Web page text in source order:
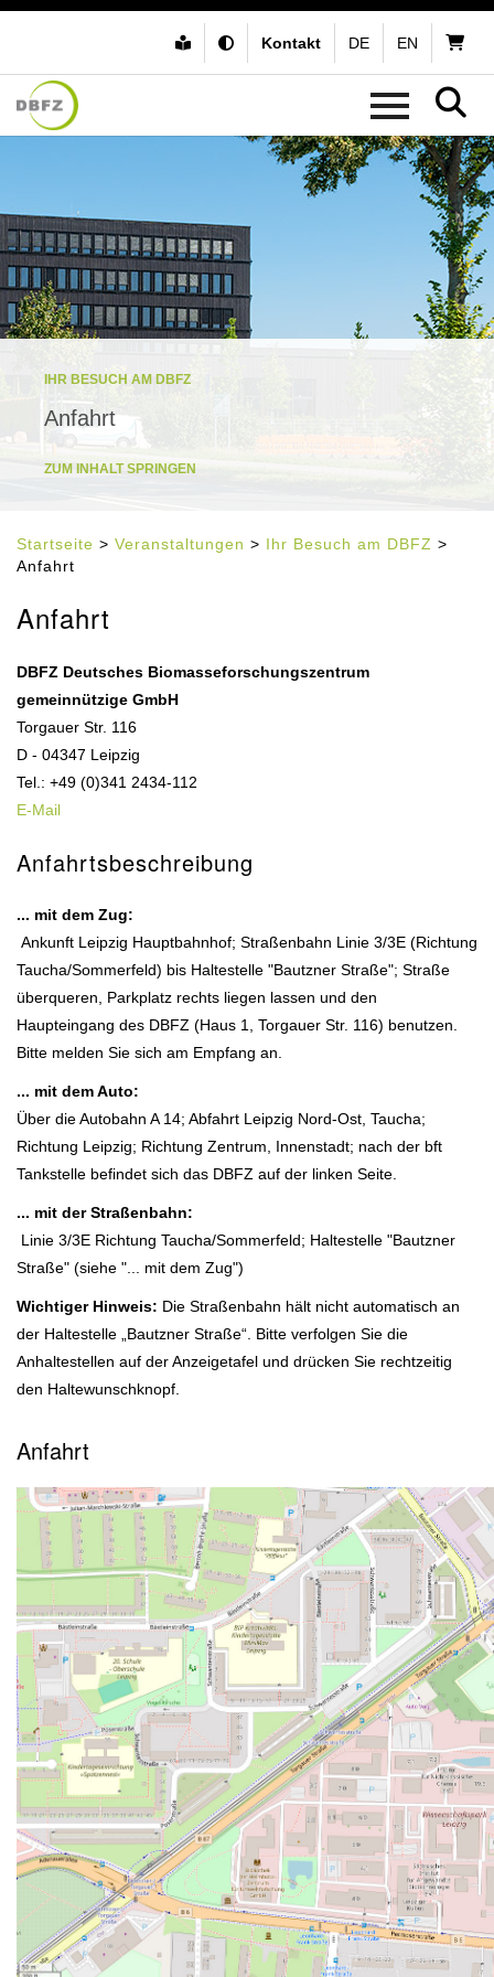
Kontakt DE EN
IHR BESUCH AM DBFZ
Anfahrt
ZUM INHALT SPRINGEN
Startseite > Veranstaltungen > Ihr Besuch am DBFZ >
Anfahrt
Anfahrt
DBFZ Deutsches Biomasseforschungszentrum
gemeinnützige GmbH
Torgauer Str. 116
D - 04347 Leipzig
Tel.: +49 (0)341 2434-112
E-Mail
Anfahrtsbeschreibung
... mit dem Zug:
Ankunft Leipzig Hauptbahnhof; Straßenbahn Linie 3/3E (Richtung
Taucha/Sommerfeld) bis Haltestelle "Bautzner Straße"; Straße
überqueren, Parkplatz rechts liegen lassen und den
Haupteingang des DBFZ (Haus 1, Torgauer Str. 116) benutzen.
Bitte melden Sie sich am Empfang an.
... mit dem Auto:
Über die Autobahn A 14; Abfahrt Leipzig Nord-Ost, Taucha;
Richtung Leipzig; Richtung Zentrum, Innenstadt; nach der bft
Tankstelle befindet sich das DBFZ auf der linken Seite.
... mit der Straßenbahn:
Linie 3/3E Richtung Taucha/Sommerfeld; Haltestelle "Bautzner
Straße" (siehe "... mit dem Zug")
Wichtiger Hinweis: Die Straßenbahn hält nicht automatisch an
der Haltestelle „Bautzner Straße“. Bitte verfolgen Sie die
Anhaltestellen auf der Anzeigetafel und drücken Sie rechtzeitig
den Haltewunschknopf.
Anfahrt